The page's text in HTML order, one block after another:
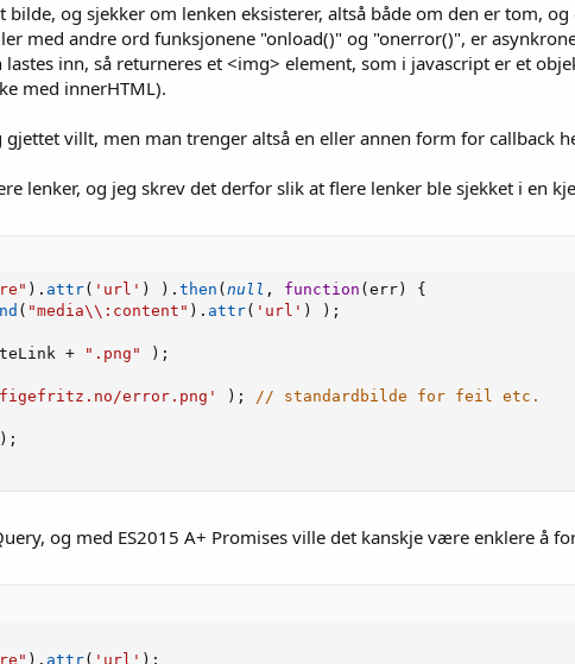
og sjekker om lenken eksisterer, altså både om den er tom,
med andre ord funksjonene "onload()" og "onerror()", er
inn, så returneres et <img> element, som i javascript er et
med innerHTML).
villt, men man trenger altså en eller annen form for callback
lenker, og jeg skrev det derfor slik at flere lenker ble sjekket i en
) . attr( 'url' ) ) . then (null , function (err)
{
( "media\\:content" ) . attr( 'url' ) ) ;
+ ".png" ) ;
error.png' ) ;
// standardbilde for feil etc.
) ;
og med ES2015 A+ Promises ville det kanskje være enklere å
) . attr( 'url' ) ;